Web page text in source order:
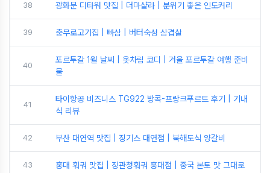
38 광화문 디타워 맛집 | 더마샬라 | 분위기 좋은 인도커리
39 충무로고기집 | 빠삼 | 버터숙성 삼겹살
40
포르투갈 1월 날씨 | 옷차림 코디 | 겨울 포르투갈 여행 준비
물
41
타이항공 비즈니스 TG922 방콕-프랑크푸르트 후기 | 기내
식 리뷰
42 부산 대연역 맛집 | 징기스 대연점 | 북해도식 양갈비
43 홍대 훠궈 맛집 | 징관청훠궈 홍대점 | 중국 본토 맛 그대로